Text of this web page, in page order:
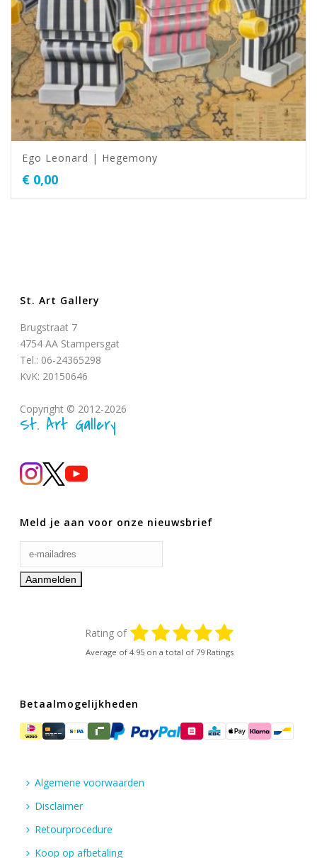
Ego Leonard | Hegemony
€ 0,00
St. Art Gallery
Brugstraat 7
4754 AA Stampersgat
Tel.: 06-24365298
KvK: 20150646
Copyright © 2012-2026
St. Art Gallery
Meld je aan voor onze nieuwsbrief
Rating of
Average of 4.95 on a total of 79 Ratings
Betaalmogelijkheden
Algemene voorwaarden
Disclaimer
Retourprocedure
Koop op afbetaling